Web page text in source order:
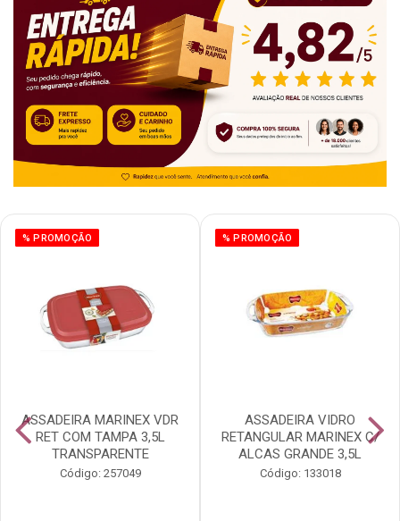
% PROMOÇÃO
ASSADEIRA MARINEX VDR
RET COM TAMPA 3,5L
TRANSPARENTE
Código: 257049
% PROMOÇÃO
ASSADEIRA VIDRO
RETANGULAR MARINEX C/
ALCAS GRANDE 3,5L
Código: 133018